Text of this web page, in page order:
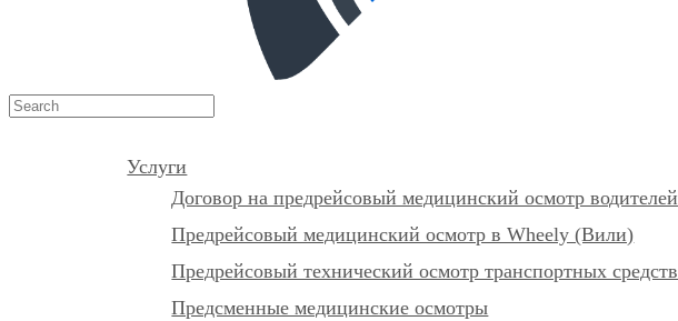
Услуги
Договор на предрейсовый медицинский осмотр водителей
Предрейсовый медицинский осмотр в Wheely (Вили)
Предрейсовый технический осмотр транспортных средств
Предсменные медицинские осмотры